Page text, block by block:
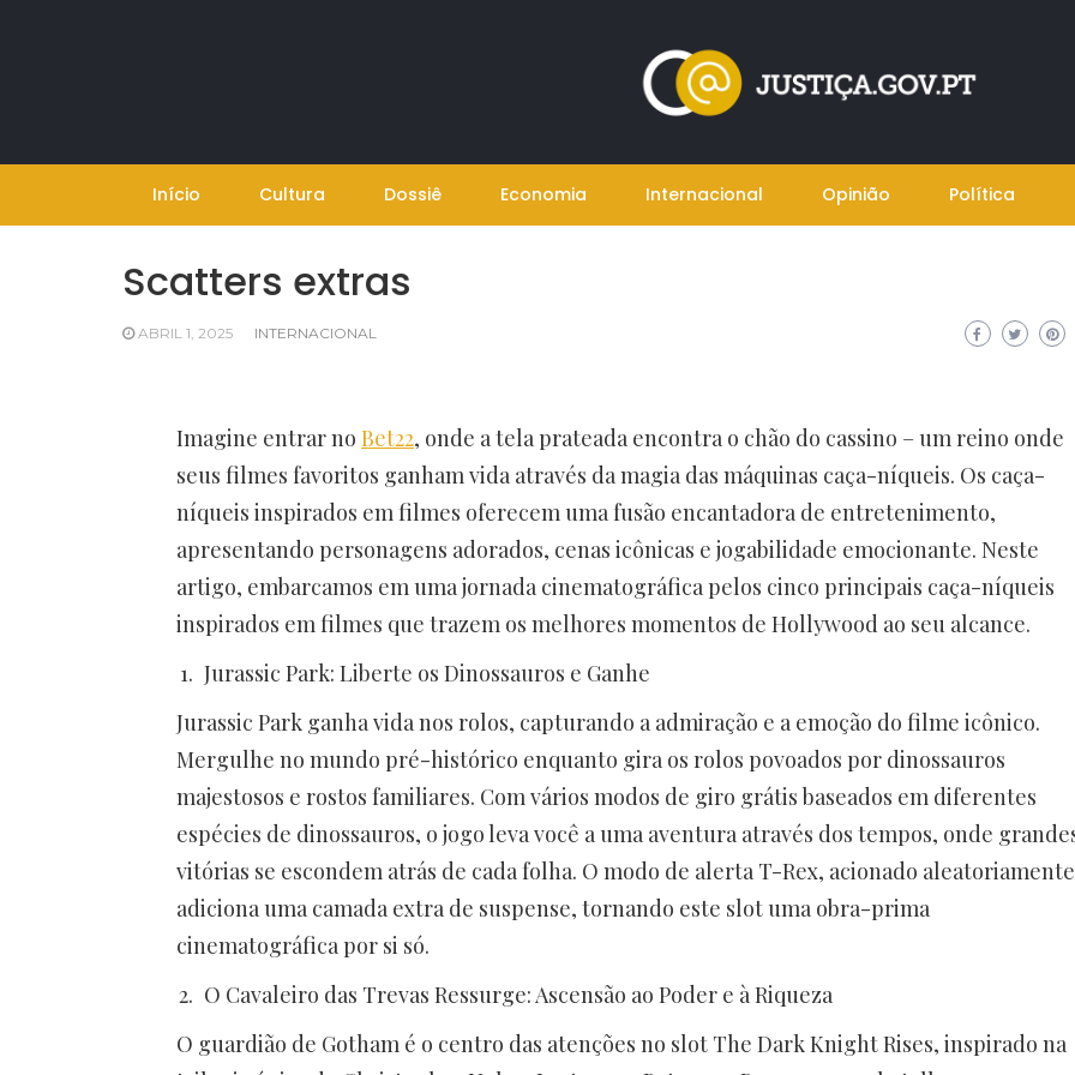
Início Cultura Dossiê Economia Internacional Opinião Política
Scatters extras
ABRIL 1, 2025 INTERNACIONAL
Imagine entrar no Bet22, onde a tela prateada encontra o chão do cassino – um reino onde
seus filmes favoritos ganham vida através da magia das máquinas caça-níqueis. Os caça-
níqueis inspirados em filmes oferecem uma fusão encantadora de entretenimento,
apresentando personagens adorados, cenas icônicas e jogabilidade emocionante. Neste
artigo, embarcamos em uma jornada cinematográfica pelos cinco principais caça-níqueis
inspirados em filmes que trazem os melhores momentos de Hollywood ao seu alcance.
Jurassic Park: Liberte os Dinossauros e Ganhe
Jurassic Park ganha vida nos rolos, capturando a admiração e a emoção do filme icônico.
Mergulhe no mundo pré-histórico enquanto gira os rolos povoados por dinossauros
majestosos e rostos familiares. Com vários modos de giro grátis baseados em diferentes
espécies de dinossauros, o jogo leva você a uma aventura através dos tempos, onde
vitórias se escondem atrás de cada folha. O modo de alerta T-Rex, acionado
adiciona uma camada extra de suspense, tornando este slot uma obra-prima
cinematográfica por si só.
O Cavaleiro das Trevas Ressurge: Ascensão ao Poder e à Riqueza
O guardião de Gotham é o centro das atenções no slot The Dark Knight Rises, inspirado na